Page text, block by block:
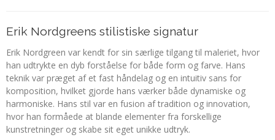
Erik Nordgreens stilistiske signatur
Erik Nordgreen var kendt for sin særlige tilgang til maleriet, hvor
han udtrykte en dyb forståelse for både form og farve. Hans
teknik var præget af et fast håndelag og en intuitiv sans for
komposition, hvilket gjorde hans værker både dynamiske og
harmoniske. Hans stil var en fusion af tradition og innovation,
hvor han formåede at blande elementer fra forskellige
kunstretninger og skabe sit eget unikke udtryk.